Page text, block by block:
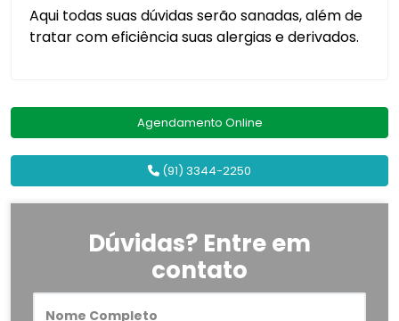
Aqui todas suas dúvidas serão sanadas, além de
tratar com eficiência suas alergias e derivados.
Agendamento Online
(91) 3344-2250
Dúvidas? Entre em
contato